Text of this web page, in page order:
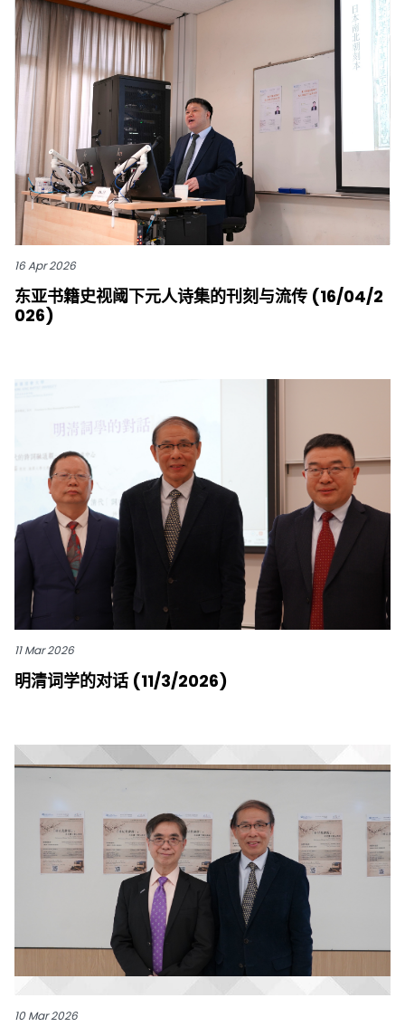
16 Apr 2026
东亚书籍史视阈下元人诗集的刊刻与流传 (16/04/2
026)
11 Mar 2026
明清词学的对话 (11/3/2026)
10 Mar 2026